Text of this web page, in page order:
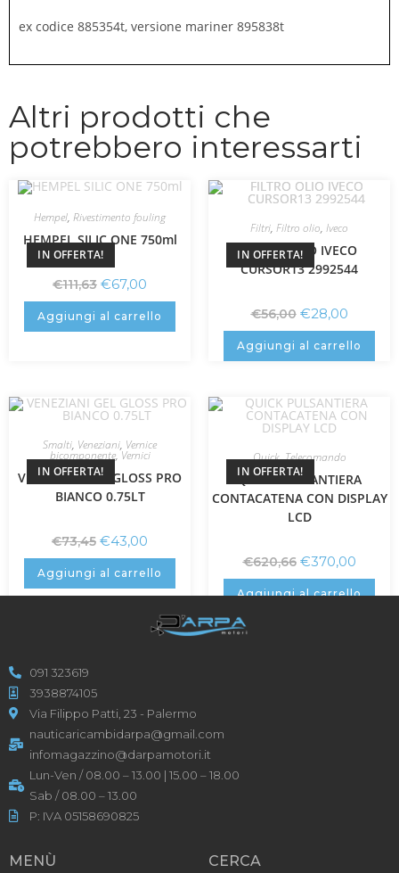
ex codice 885354t, versione mariner 895838t
Altri prodotti che
potrebbero interessarti
IN OFFERTA!
Hempel, Rivestimento fouling
HEMPEL SILIC ONE 750ml
€111,63 €67,00
Aggiungi al carrello
IN OFFERTA!
Filtri, Filtro olio, Iveco
FILTRO OLIO IVECO
CURSOR13 2992544
€56,00 €28,00
Aggiungi al carrello
IN OFFERTA!
Smalti, Veneziani, Vernice
bicomponente,Vernici
VENEZIANI GEL GLOSS PRO
BIANCO 0.75LT
€73,45 €43,00
Aggiungi al carrello
IN OFFERTA!
Quick,Telecomando
QUICK PULSANTIERA
CONTACATENA CON DISPLAY
LCD
€620,66 €370,00
Aggiungi al carrello
091 323619
3938874105
Via Filippo Patti, 23 - Palermo
nauticaricambidarpa@gmail.com
infomagazzino@darpamotori.it
Lun-Ven / 08.00 – 13.00 | 15.00 – 18.00
Sab / 08.00 – 13.00
P: IVA 05158690825
MENÙ CERCA